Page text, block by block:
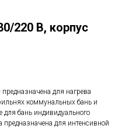
220 В, корпус
для нагрева
коммунальных бань и
для бань индивидуального
для интенсивной